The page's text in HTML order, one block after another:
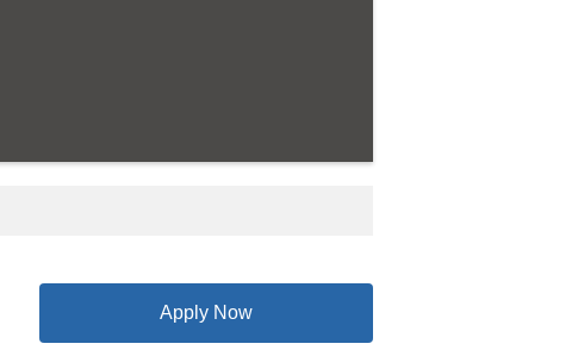
Apply Now